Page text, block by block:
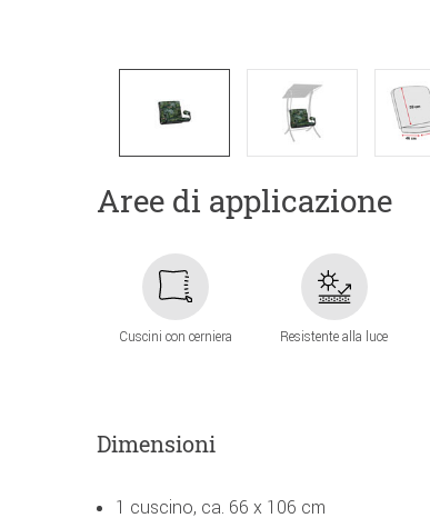
Aree di applicazione
Cuscini con cerniera Resistente alla luce
Dimensioni
1 cuscino, ca. 66 x 106 cm